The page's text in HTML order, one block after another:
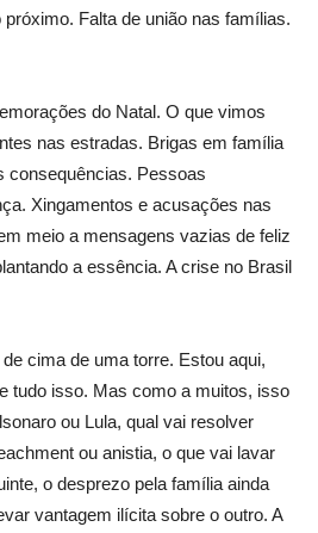
Falta de união nas famílias.
do Natal. O que vimos
nas estradas. Brigas em família
consequências. Pessoas
Xingamentos e acusações nas
meio a mensagens vazias de feliz
a essência. A crise no Brasil
cima de uma torre. Estou aqui,
tudo isso. Mas como a muitos, isso
ou Lula, qual vai resolver
ou anistia, o que vai lavar
o desprezo pela família ainda
vantagem ilícita sobre o outro. A